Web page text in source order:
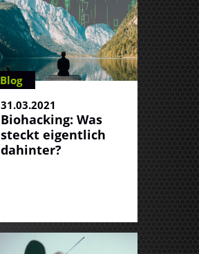
Blog
31.03.2021
Biohacking: Was
steckt eigentlich
dahinter?